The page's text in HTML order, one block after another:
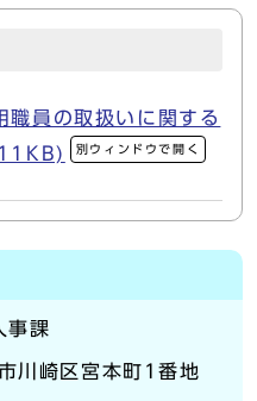
職員の取扱いに関する
別ウィンドウで開く
事課
崎区宮本町1番地